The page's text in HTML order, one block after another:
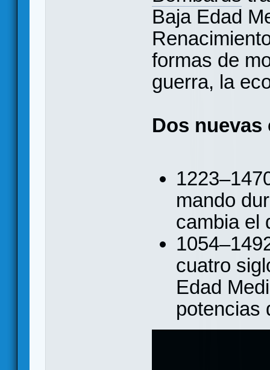
Baja Edad
formas de
guerra, la
Dos nuevas
mando
cambia el
cuatro
Edad
potencias